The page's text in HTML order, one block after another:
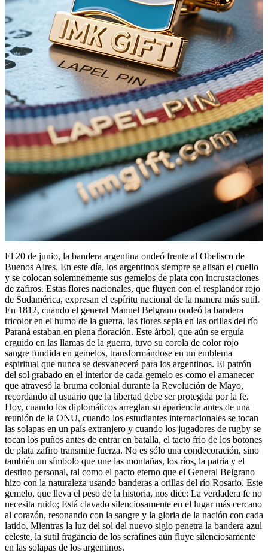
El 20 de junio, la bandera argentina ondeó frente al Obelisco de
Buenos Aires. En este día, los argentinos siempre se alisan el cuello
y se colocan solemnemente sus gemelos de plata con incrustaciones
de zafiros. Estas flores nacionales, que fluyen con el resplandor rojo
de Sudamérica, expresan el espíritu nacional de la manera más sutil.
En 1812, cuando el general Manuel Belgrano ondeó la bandera
tricolor en el humo de la guerra, las flores sepia en las orillas del río
Paraná estaban en plena floración. Este árbol, que aún se erguía
erguido en las llamas de la guerra, tuvo su corola de color rojo
sangre fundida en gemelos, transformándose en un emblema
espiritual que nunca se desvanecerá para los argentinos. El patrón
del sol grabado en el interior de cada gemelo es como el amanecer
que atravesó la bruma colonial durante la Revolución de Mayo,
recordando al usuario que la libertad debe ser protegida por la fe.
Hoy, cuando los diplomáticos arreglan su apariencia antes de una
reunión de la ONU, cuando los estudiantes internacionales se tocan
las solapas en un país extranjero y cuando los jugadores de rugby se
tocan los puños antes de entrar en batalla, el tacto frío de los botones
de plata zafiro transmite fuerza. No es sólo una condecoración, sino
también un símbolo que une las montañas, los ríos, la patria y el
destino personal, tal como el pacto eterno que el General Belgrano
hizo con la naturaleza usando banderas a orillas del río Rosario. Este
gemelo, que lleva el peso de la historia, nos dice: La verdadera fe no
necesita ruido; Está clavado silenciosamente en el lugar más cercano
al corazón, resonando con la sangre y la gloria de la nación con cada
latido. Mientras la luz del sol del nuevo siglo penetra la bandera azul
celeste, la sutil fragancia de los serafines aún fluye silenciosamente
en las solapas de los argentinos.